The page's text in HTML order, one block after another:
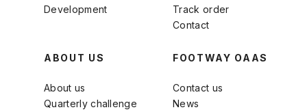
Development
Track order
Contact
ABOUT US
About us
Quarterly challenge
FOOTWAY OAAS
Contact us
News